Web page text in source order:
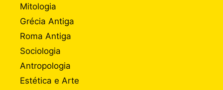
Mitologia
Grécia Antiga
Roma Antiga
Sociologia
Antropologia
Estética e Arte